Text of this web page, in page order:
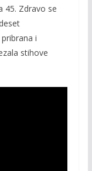
45. Zdravo se
i
stihove